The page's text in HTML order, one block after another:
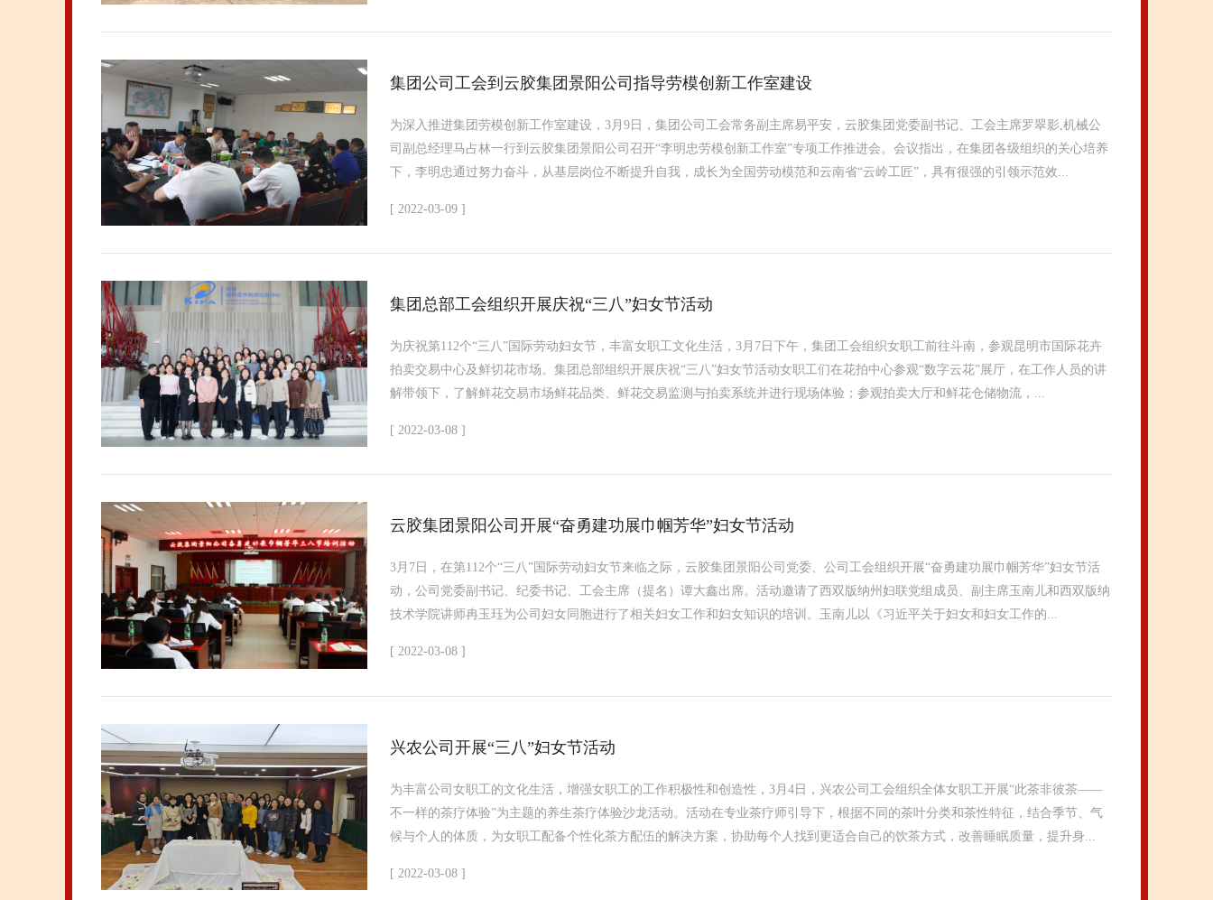
集团公司工会到云胶集团景阳公司指导劳模创新工作室建设
为深入推进集团劳模创新工作室建设，3月9日，集团公司工会常务副主席易平安，云胶集团党委副书记、工会主席罗翠影,机械公
司副总经理马占林一行到云胶集团景阳公司召开“李明忠劳模创新工作室”专项工作推进会。会议指出，在集团各级组织的关心培养
下，李明忠通过努力奋斗，从基层岗位不断提升自我，成长为全国劳动模范和云南省“云岭工匠”，具有很强的引领示范效...
[ 2022-03-09 ]
集团总部工会组织开展庆祝“三八”妇女节活动
为庆祝第112个“三八”国际劳动妇女节，丰富女职工文化生活，3月7日下午，集团工会组织女职工前往斗南，参观昆明市国际花卉
拍卖交易中心及鲜切花市场。集团总部组织开展庆祝“三八”妇女节活动女职工们在花拍中心参观“数字云花”展厅，在工作人员的讲
解带领下，了解鲜花交易市场鲜花品类、鲜花交易监测与拍卖系统并进行现场体验；参观拍卖大厅和鲜花仓储物流，...
[ 2022-03-08 ]
云胶集团景阳公司开展“奋勇建功展巾帼芳华”妇女节活动
3月7日，在第112个“三八”国际劳动妇女节来临之际，云胶集团景阳公司党委、公司工会组织开展“奋勇建功展巾帼芳华”妇女节活
动，公司党委副书记、纪委书记、工会主席（提名）谭大鑫出席。活动邀请了西双版纳州妇联党组成员、副主席玉南儿和西双版纳
技术学院讲师冉玉珏为公司妇女同胞进行了相关妇女工作和妇女知识的培训。玉南儿以《习近平关于妇女和妇女工作的...
[ 2022-03-08 ]
兴农公司开展“三八”妇女节活动
为丰富公司女职工的文化生活，增强女职工的工作积极性和创造性，3月4日，兴农公司工会组织全体女职工开展“此茶非彼茶——
不一样的茶疗体验”为主题的养生茶疗体验沙龙活动。活动在专业茶疗师引导下，根据不同的茶叶分类和茶性特征，结合季节、气
候与个人的体质，为女职工配备个性化茶方配伍的解决方案，协助每个人找到更适合自己的饮茶方式，改善睡眠质量，提升身...
[ 2022-03-08 ]